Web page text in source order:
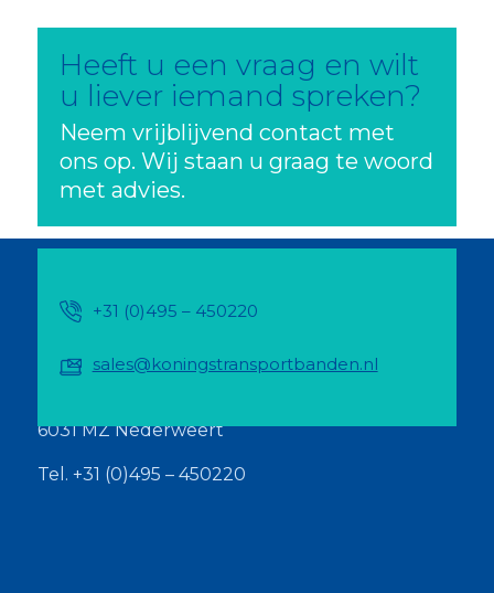
Heeft u een vraag en wilt
u liever iemand spreken?
Neem vrijblijvend contact met
ons op. Wij staan u graag te woord
met advies.
+31 (0)495 – 450220
sales@koningstransportbanden.nl
Konings Transportbandenbouw
6031 MZ Nederweert
Tel. +31 (0)495 – 450220